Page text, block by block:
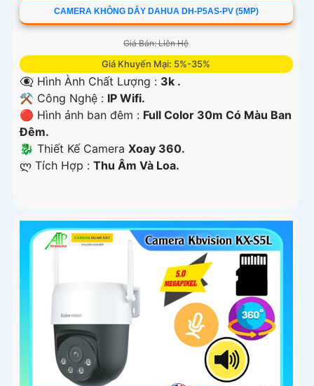
CAMERA KHÔNG DÂY DAHUA DH-P5AS-PV (5MP)
Giá Bán: Liên Hệ
Giá Khuyến Mại: 5%-35%
👁️‍🗨 Hình Ành Chất Lượng : 3k .
⚒ Công Nghệ : IP Wifi.
🔴 Hình ảnh ban đêm : Full Color 30m Có Màu Ban
Ðêm.
🐉️ Thiết Kế Camera Xoay 360.
️ლ Tích Hợp : Thu Âm Và Loa.